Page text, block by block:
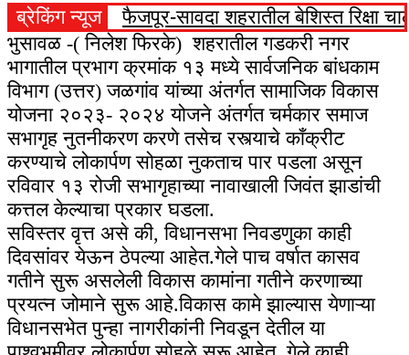
ब्रेकिंग न्यूज
फैजपूर-सावदा शहरातील बेशिस्त रिक्षा
भुसावळ -( निलेश फिरके) शहरातील गडकरी नगर
भागातील प्रभाग क्रमांक १३ मध्ये सार्वजनिक बांधकाम
विभाग (उत्तर) जळगांव यांच्या अंतर्गत सामाजिक विकास
योजना २०२३- २०२४ योजने अंतर्गत चर्मकार समाज
सभागृह नुतनीकरण करणे तसेच रस्त्याचे काँक्रीट
करण्याचे लोकार्पण सोहळा नुकताच पार पडला असून
रविवार १३ रोजी सभागृहाच्या नावाखाली जिवंत झाडांची
कत्तल केल्याचा प्रकार घडला.
सविस्तर वृत्त असे की, विधानसभा निवडणुका काही
दिवसांवर येऊन ठेपल्या आहेत.गेले पाच वर्षात कासव
गतीने सुरू असलेली विकास कामांना गतीने करणाच्या
प्रयत्न जोमाने सुरू आहे.विकास कामे झाल्यास येणाऱ्या
विधानसभेत पुन्हा नागरीकांनी निवडून देतील या